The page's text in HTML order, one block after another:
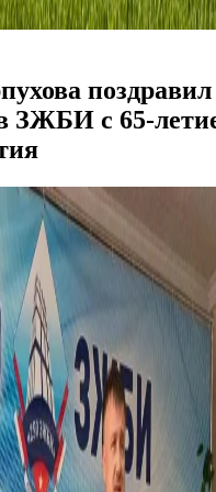
поздравил
ЗЖБИ с 65-